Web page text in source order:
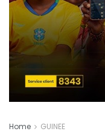
Home GUINEE